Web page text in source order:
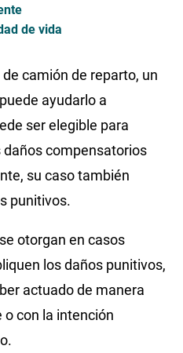
de vida
camión de reparto, un
ayudarlo a
ser elegible para
daños compensatorios
su caso también
punitivos.
otorgan en casos
los daños punitivos,
actuado de manera
con la intención